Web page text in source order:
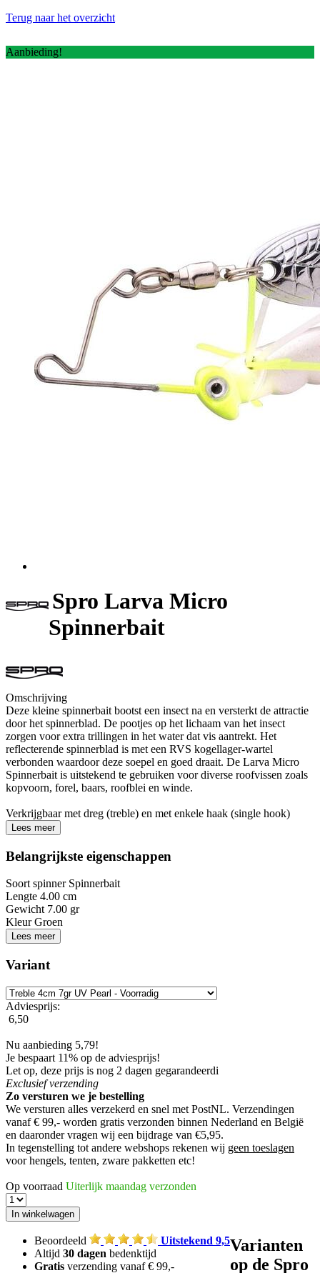
Terug naar het overzicht
Aanbieding!
Spro Larva Micro
Spinnerbait
Omschrijving
Deze kleine spinnerbait bootst een insect na en versterkt de attractie
door het spinnerblad. De pootjes op het lichaam van het insect
zorgen voor extra trillingen in het water dat vis aantrekt. Het
reflecterende spinnerblad is met een RVS kogellager-wartel
verbonden waardoor deze soepel en goed draait. De Larva Micro
Spinnerbait is uitstekend te gebruiken voor diverse roofvissen zoals
kopvoorn, forel, baars, roofblei en winde.
Verkrijgbaar met dreg (treble) en met enkele haak (single hook)
Lees meer
Belangrijkste eigenschappen
Soort spinner Spinnerbait
Lengte 4.00 cm
Gewicht 7.00 gr
Kleur Groen
Lees meer
Variant
Adviesprijs:
6,50
Nu aanbieding 5,79!
Je bespaart 11% op de adviesprijs!
Let op, deze prijs is nog 2 dagen gegarandeerdi
Exclusiefverzending
Zo versturen we je bestelling
We versturen alles verzekerd en snel met PostNL. Verzendingen
vanaf € 99,- worden gratis verzonden binnen Nederland en België
en daaronder vragen wij een bijdrage van €5,95.
In tegenstelling tot andere webshops rekenen wij geen toeslagen
voor hengels, tenten, zware pakketten etc!
Op voorraad Uiterlijk maandag verzonden
Beoordeeld
Uitstekend 9,5
Altijd 30 dagen bedenktijd
Gratis verzending vanaf € 99,-
Varianten
op de Spro